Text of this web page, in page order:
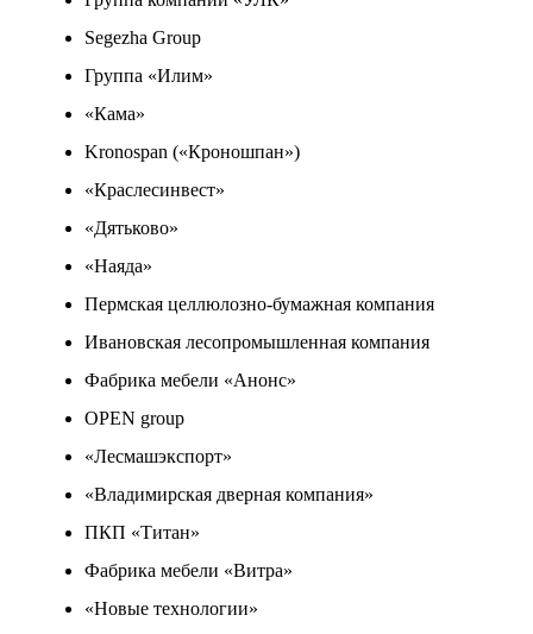
Segezha Group
Группа «Илим»
«Кама»
Kronospan («Кроношпан»)
«Краслесинвест»
«Дятьково»
«Наяда»
Пермская целлюлозно-бумажная компания
Ивановская лесопромышленная компания
Фабрика мебели «Анонс»
OPEN group
«Лесмашэкспорт»
«Владимирская дверная компания»
ПКП «Титан»
Фабрика мебели «Витра»
«Новые технологии»